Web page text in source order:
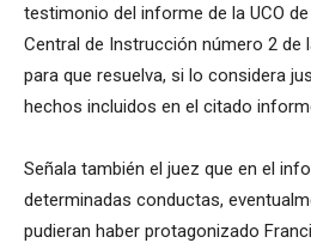
testimonio del informe de la UCO
Central de Instrucción número 2 de
para que resuelva, si lo considera
hechos incluidos en el citado
Señala también el juez que en el
determinadas conductas,
pudieran haber protagonizado